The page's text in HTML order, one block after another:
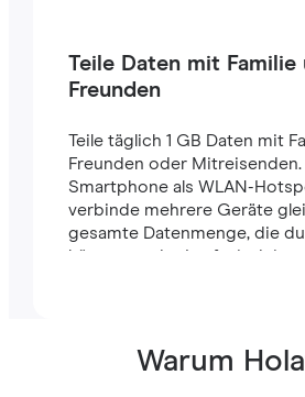
Teile Daten mit Familie
Freunden
Teile täglich 1 GB Daten mit
Freunden oder
Smartphone als WLAN-
verbinde mehrere Geräte
gesamte Datenmenge, die
hängt von der Laufzeit
Warum